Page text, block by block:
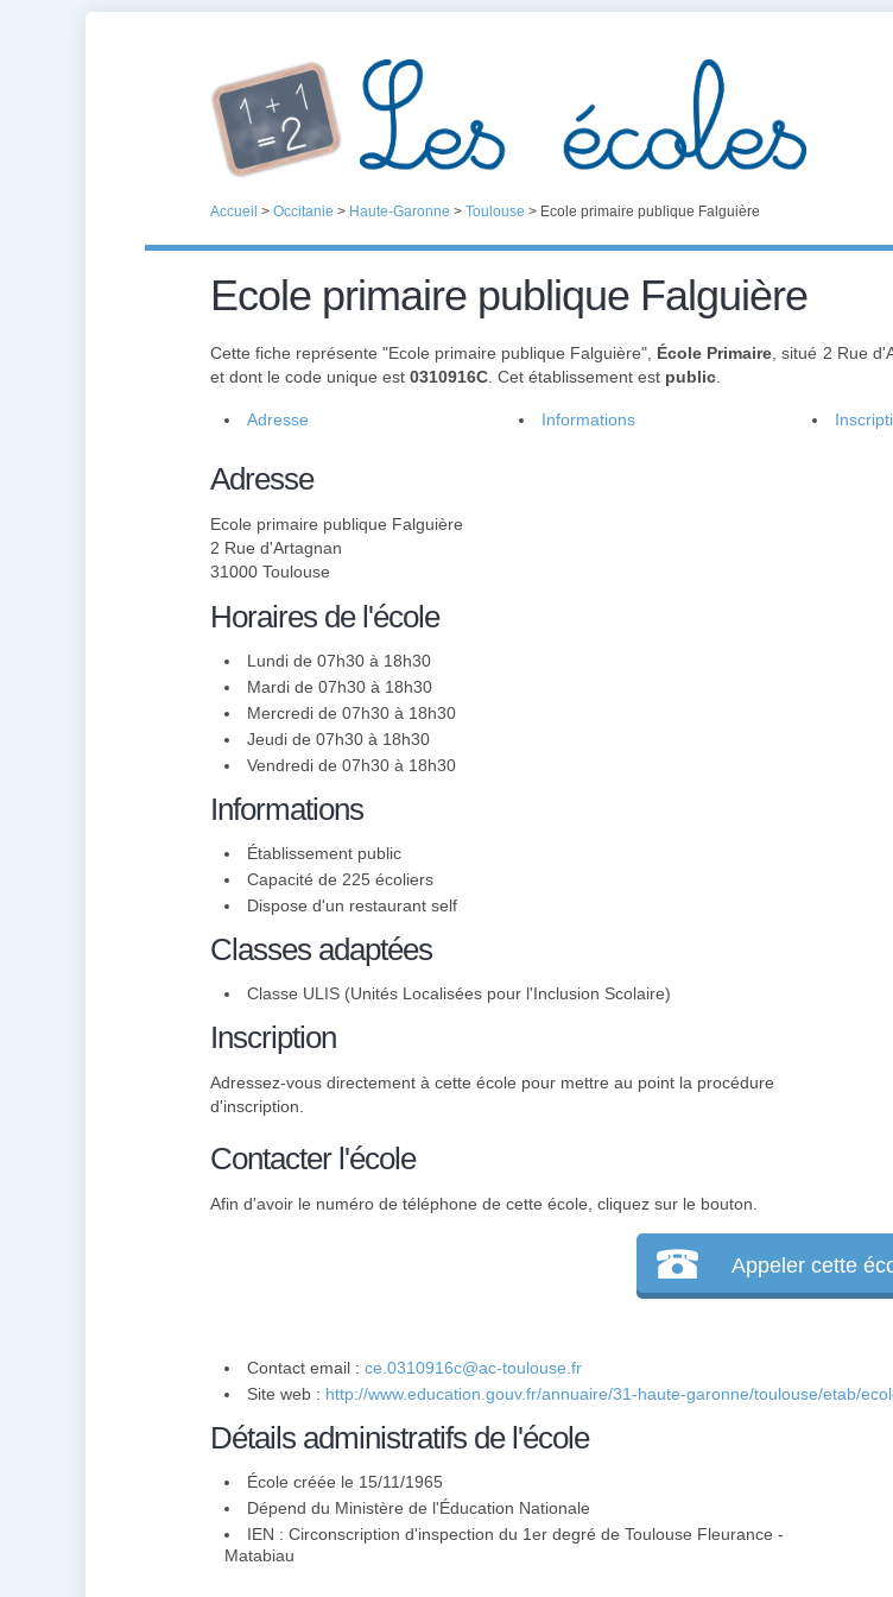
Accueil > Occitanie > Haute-Garonne > Toulouse > Ecole primaire publique Falguière
Ecole primaire publique Falguière
Cette fiche représente "Ecole primaire publique Falguière", École Primaire , situé 2 Rue
et dont le code unique est 0310916C . Cet établissement est public
Adresse Informations
Adresse
Ecole primaire publique Falguière
2 Rue d'Artagnan
31000 Toulouse
Horaires de l'école
Lundi de 07h30 à 18h30
Mardi de 07h30 à 18h30
Mercredi de 07h30 à 18h30
Jeudi de 07h30 à 18h30
Vendredi de 07h30 à 18h30
Informations
Établissement public
Capacité de 225 écoliers
Dispose d'un restaurant self
Classes adaptées
Classe ULIS (Unités Localisées pour l'Inclusion Scolaire)
Inscription
Adressez-vous directement à cette école pour mettre au point la procédure
d'inscription.
Contacter l'école
Afin d'avoir le numéro de téléphone de cette école, cliquez sur le bouton.
Appeler cette
Contact email : ce.0310916c@ac-toulouse.fr
Site web : http://www.education.gouv.fr/annuaire/31-haute-garonne/toulouse/etab/
Détails administratifs de l'école
École créée le 15/11/1965
Dépend du Ministère de l'Éducation Nationale
IEN : Circonscription d'inspection du 1er degré de Toulouse Fleurance -
Matabiau